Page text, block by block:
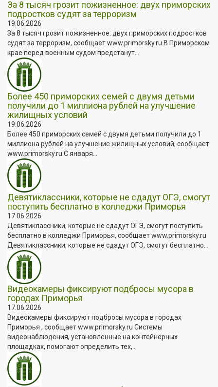
За 8 тысяч грозит пожизненное: двух приморских
подростков судят за терроризм
19.06.2026
За 8 тысяч грозит пожизненное: двух приморских подростков
судят за терроризм, сообщает www.primorsky.ru В Приморском
крае перед военным судом предстанут...
Более 450 приморских семей с двумя детьми
получили до 1 миллиона рублей на улучшение
жилищных условий
19.06.2026
Более 450 приморских семей с двумя детьми получили до 1
миллиона рублей на улучшение жилищных условий, сообщает
www.primorsky.ru С января...
Девятиклассники, которые не сдадут ОГЭ, смогут
поступить бесплатно в колледжи Приморья
17.06.2026
Девятиклассники, которые не сдадут ОГЭ, смогут поступить
бесплатно в колледжи Приморья, сообщает www.primorsky.ru
Девятиклассники, которые не сдадут ОГЭ, смогут бесплатно...
Видеокамеры фиксируют подбросы мусора в
городах Приморья
17.06.2026
Видеокамеры фиксируют подбросы мусора в городах
Приморья , сообщает www.primorsky.ru Системы
видеонаблюдения, установленные на контейнерных
площадках, помогают определить тех,...